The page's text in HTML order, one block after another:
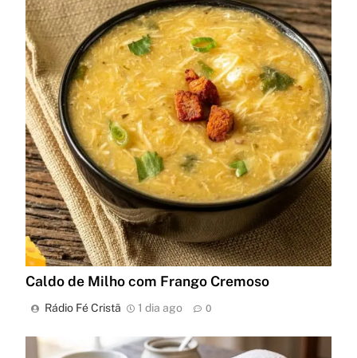
Caldo de Milho com Frango Cremoso
Rádio Fé Cristã 1 dia ago 0